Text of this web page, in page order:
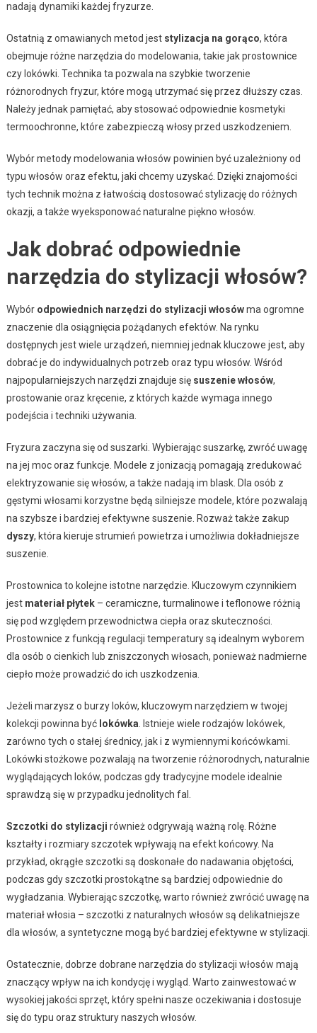
nadają dynamiki każdej fryzurze.
Ostatnią z omawianych metod jest stylizacja na gorąco, która
obejmuje różne narzędzia do modelowania, takie jak prostownice
czy lokówki. Technika ta pozwala na szybkie tworzenie
różnorodnych fryzur, które mogą utrzymać się przez dłuższy czas.
Należy jednak pamiętać, aby stosować odpowiednie kosmetyki
termoochronne, które zabezpieczą włosy przed uszkodzeniem.
Wybór metody modelowania włosów powinien być uzależniony od
typu włosów oraz efektu, jaki chcemy uzyskać. Dzięki znajomości
tych technik można z łatwością dostosować stylizację do różnych
okazji, a także wyeksponować naturalne piękno włosów.
Jak dobrać odpowiednie
narzędzia do stylizacji włosów?
Wybór odpowiednich narzędzi do stylizacji włosówma ogromne
znaczenie dla osiągnięcia pożądanych efektów. Na rynku
dostępnych jest wiele urządzeń, niemniej jednak kluczowe jest, aby
dobrać je do indywidualnych potrzeb oraz typu włosów. Wśród
najpopularniejszych narzędzi znajduje się suszenie włosów,
prostowanie oraz kręcenie, z których każde wymaga innego
podejścia i techniki używania.
Fryzura zaczyna się od suszarki. Wybierając suszarkę, zwróć uwagę
na jej moc oraz funkcje. Modele z jonizacją pomagają zredukować
elektryzowanie się włosów, a także nadają im blask. Dla osób z
gęstymi włosami korzystne będą silniejsze modele, które pozwalają
na szybsze i bardziej efektywne suszenie. Rozważ także zakup
dyszy, która kieruje strumień powietrza i umożliwia dokładniejsze
suszenie.
Prostownica to kolejne istotne narzędzie. Kluczowym czynnikiem
jest materiał płytek– ceramiczne, turmalinowe i teflonowe różnią
się pod względem przewodnictwa ciepła oraz skuteczności.
Prostownice z funkcją regulacji temperatury są idealnym wyborem
dla osób o cienkich lub zniszczonych włosach, ponieważ nadmierne
ciepło może prowadzić do ich uszkodzenia.
Jeżeli marzysz o burzy loków, kluczowym narzędziem w twojej
kolekcji powinna być lokówka . Istnieje wiele rodzajów lokówek,
zarówno tych o stałej średnicy, jak i z wymiennymi końcówkami.
Lokówki stożkowe pozwalają na tworzenie różnorodnych, naturalnie
wyglądających loków, podczas gdy tradycyjne modele idealnie
sprawdzą się w przypadku jednolitych fal.
Szczotki do stylizacji również odgrywają ważną rolę. Różne
kształty i rozmiary szczotek wpływają na efekt końcowy. Na
przykład, okrągłe szczotki są doskonałe do nadawania objętości,
podczas gdy szczotki prostokątne są bardziej odpowiednie do
wygładzania. Wybierając szczotkę, warto również zwrócić uwagę na
materiał włosia – szczotki z naturalnych włosów są delikatniejsze
dla włosów, a syntetyczne mogą być bardziej efektywne w stylizacji.
Ostatecznie, dobrze dobrane narzędzia do stylizacji włosów mają
znaczący wpływ na ich kondycję i wygląd. Warto zainwestować w
wysokiej jakości sprzęt, który spełni nasze oczekiwania i dostosuje
się do typu oraz struktury naszych włosów.